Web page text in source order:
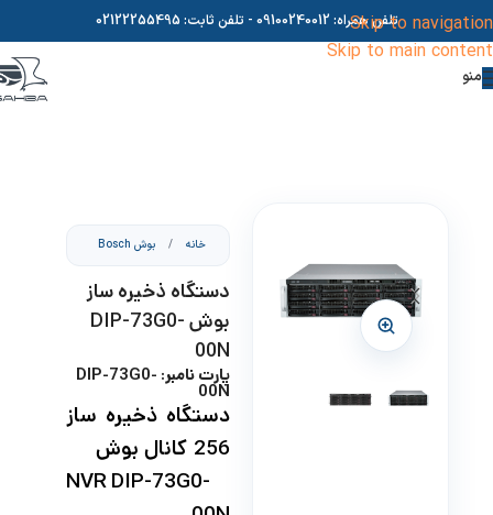
Skip to navigation
Skip to main content
تلفن همراه: 09100240012 - تلفن ثابت: 02122255495
منو
خانه / بوش Bosch
دستگاه ذخیره ساز
بوش DIP-73G0-
00N
پارت نامبر: DIP-73G0-
00N
دستگاه ذخیره ساز
256 کانال بوش
NVR DIP-73G0-